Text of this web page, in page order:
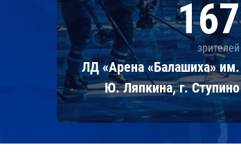
167
зрителей
ЛД «Арена «Балашиха» им.
Ю. Ляпкина, г. Ступино